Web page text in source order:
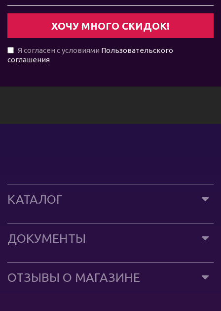
Я согласен с условиями Пользовательского
соглашения
КАТАЛОГ
ДОКУМЕНТЫ
ОТЗЫВЫ О МАГАЗИНЕ